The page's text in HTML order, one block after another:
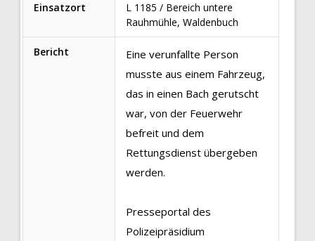
Einsatzort
L 1185 / Bereich untere
Rauhmühle, Waldenbuch
Bericht
Eine verunfallte Person
musste aus einem Fahrzeug,
das in einen Bach gerutscht
war, von der Feuerwehr
befreit und dem
Rettungsdienst übergeben
werden.
Presseportal des
Polizeipräsidium